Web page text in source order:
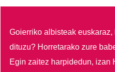
Goierriko albisteak
dituzu? Horretarako zure
Egin zaitez harpidedun, izan